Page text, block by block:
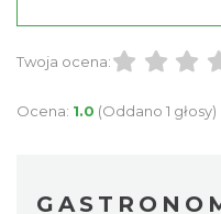
Twoja ocena:
Ocena: 1.0 (Oddano 1 głosy)